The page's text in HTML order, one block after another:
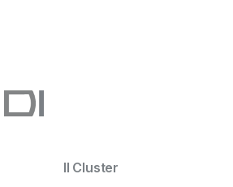
Il Cluster